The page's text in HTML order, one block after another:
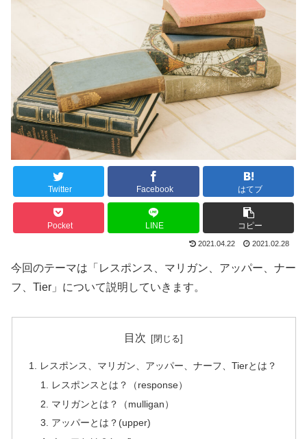
Twitter Facebook はてブ
Pocket LINE コピー
2021.04.22 2021.02.28
今回のテーマは「レスポンス、マリガン、アッパー、ナー
フ、Tier」について説明していきます。
目次
レスポンス、マリガン、アッパー、ナーフ、Tierとは？
レスポンスとは？（response）
マリガンとは？（mulligan）
アッパーとは？(upper)